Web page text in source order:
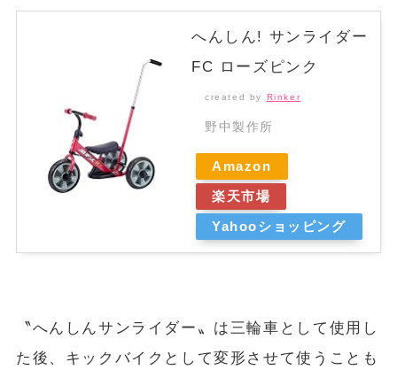
へんしん! サンライダー
FC ローズピンク
created by Rinker
野中製作所
Amazon
楽天市場
Yahooショッピング
〝へんしんサンライダー〟は三輪車として使用し
た後、キックバイクとして変形させて使うことも